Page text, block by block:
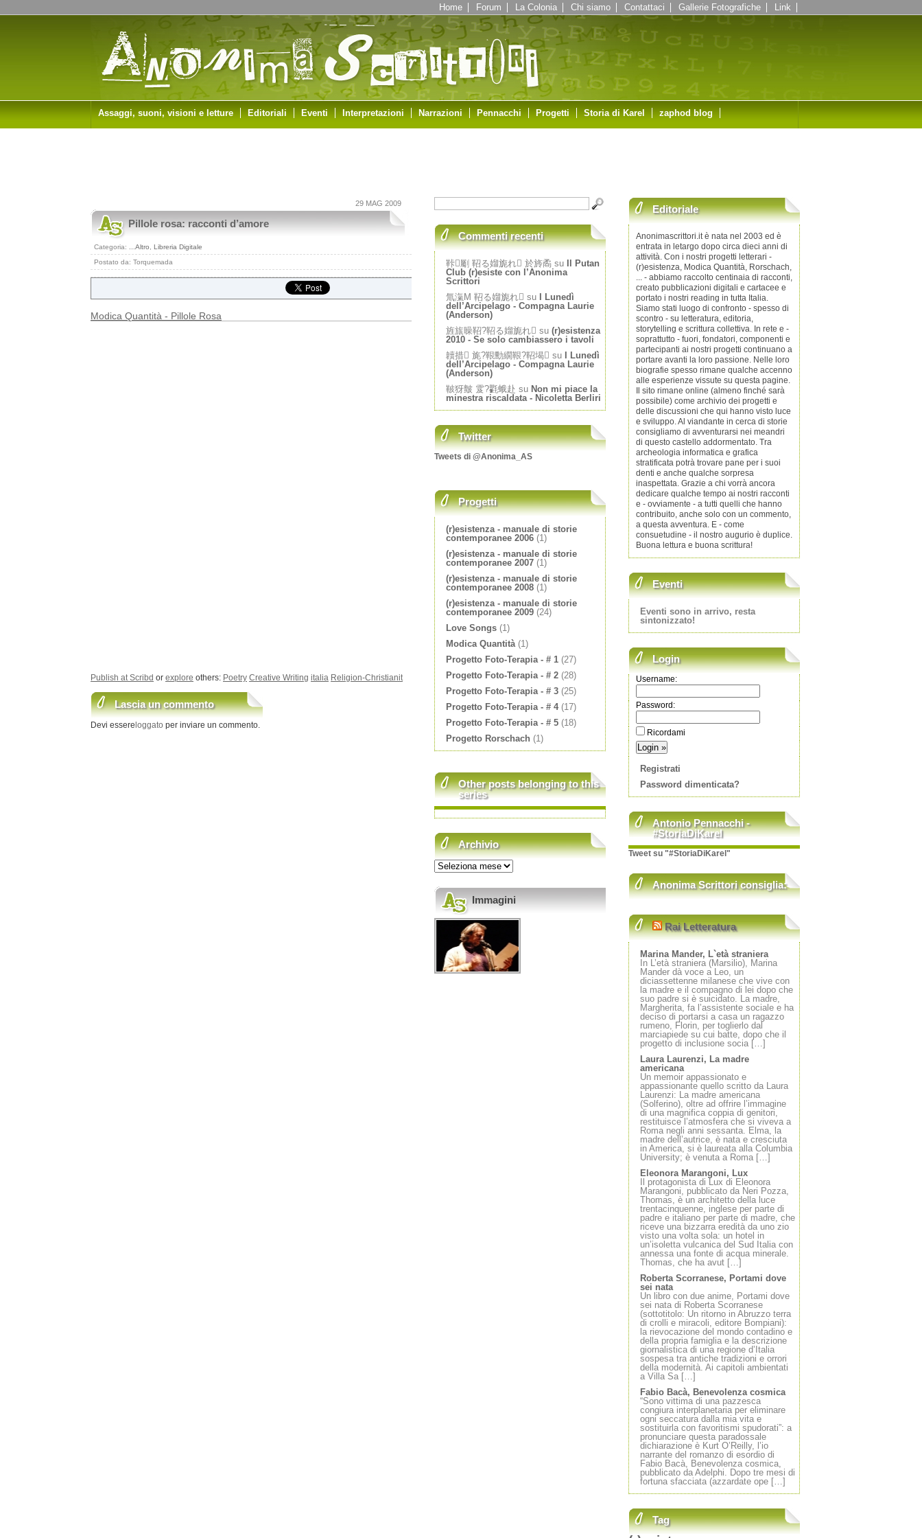
Home Forum La Colonia Chi siamo Contattaci Gallerie Fotografiche Link
Assaggi, suoni, visioni e letture Editoriali Eventi Interpretazioni Narrazioni Pennacchi Progetti Storia di Karel zaphod blog
29 MAG 2009
Pillole rosa: racconti d’amore
Categoria: ...Altro
Libreria Digitale
Postato da: Torquemada
Modica Quantità - Pillole Rosa
Publish at Scribd or explore others: Poetry Creative Writing italia Religion-Christianit
Lascia un commento
Devi essere loggato per inviare un commento.
Commenti recenti
鞐劚 鞀る媹旎れ 於旍矞 su
Il Putan
Club (r)esiste con l’Anonima
Scrittori
氚滊Μ 鞀る媹旎れ su
I Lunedì
dell’Arcipelago - Compagna Laurie
(Anderson)
旌旊矂鞀?鞀る媹旎れ su (r)esistenza
2010 - Se solo cambiassero i tavoli
韥措 旄?鞎勳繝鞎?鞀堨 su
I Lunedì
dell’Arcipelago - Compagna Laurie
(Anderson)
鞁犽皽 雭?氍蛾赴 su Non mi piace la
minestra riscaldata - Nicoletta Berliri
Twitter
Tweets di @Anonima_AS
Progetti
(r)esistenza - manuale di storie
contemporanee 2006 (1)
(r)esistenza - manuale di storie
contemporanee 2007 (1)
(r)esistenza - manuale di storie
contemporanee 2008 (1)
(r)esistenza - manuale di storie
contemporanee 2009 (24)
Love Songs (1)
Modica Quantità(1)
Progetto Foto-Terapia - # 1 (27)
Progetto Foto-Terapia - # 2 (28)
Progetto Foto-Terapia - # 3 (25)
Progetto Foto-Terapia - # 4(17)
Progetto Foto-Terapia - # 5 (18)
Progetto Rorschach (1)
Other posts belonging to this
series
Archivio
Immagini
Editoriale
Anonimascrittori.it è nata nel 2003 ed è
entrata in letargo dopo circa dieci anni di
attività. Con i nostri progetti letterari -
(r)esistenza, Modica Quantità, Rorschach,
... - abbiamo raccolto centinaia di racconti,
creato pubblicazioni digitali e cartacee e
portato i nostri reading in tutta Italia.
Siamo stati luogo di confronto - spesso di
scontro - su letteratura, editoria,
storytelling e scrittura collettiva. In rete e -
soprattutto - fuori, fondatori, componenti e
partecipanti ai nostri progetti continuano a
portare avanti la loro passione. Nelle loro
biografie spesso rimane qualche accenno
alle esperienze vissute su questa pagine.
Il sito rimane online (almeno finché sarà
possibile) come archivio dei progetti e
delle discussioni che qui hanno visto luce
e sviluppo. Al viandante in cerca di storie
consigliamo di avventurarsi nei meandri
di questo castello addormentato. Tra
archeologia informatica e grafica
stratificata potrà trovare pane per i suoi
denti e anche qualche sorpresa
inaspettata. Grazie a chi vorrà ancora
dedicare qualche tempo ai nostri racconti
e - ovviamente - a tutti quelli che hanno
contribuito, anche solo con un commento,
a questa avventura. E - come
consuetudine - il nostro augurio è duplice.
Buona lettura e buona scrittura!
Eventi
Eventi sono in arrivo, resta
sintonizzato!
Login
Username:
Password:
Ricordami
Registrati
Password dimenticata?
Antonio Pennacchi -
#StoriaDiKarel
Tweet su "#StoriaDiKarel"
Anonima Scrittori consiglia:
Rai Letteratura
Marina Mander, L`età straniera
In L’età straniera (Marsilio), Marina
Mander dà voce a Leo, un
diciassettenne milanese che vive con
la madre e il compagno di lei dopo che
suo padre si è suicidato. La madre,
Margherita, fa l’assistente sociale e ha
deciso di portarsi a casa un ragazzo
rumeno, Florin, per toglierlo dal
marciapiede su cui batte, dopo che il
progetto di inclusione socia […]
Laura Laurenzi, La madre
americana
Un memoir appassionato e
appassionante quello scritto da Laura
Laurenzi: La madre americana
(Solferino), oltre ad offrire l’immagine
di una magnifica coppia di genitori,
restituisce l’atmosfera che si viveva a
Roma negli anni sessanta. Elma, la
madre dell’autrice, è nata e cresciuta
in America, si è laureata alla Columbia
University; è venuta a Roma […]
Eleonora Marangoni, Lux
Il protagonista di Lux di Eleonora
Marangoni, pubblicato da Neri Pozza,
Thomas, è un architetto della luce
trentacinquenne, inglese per parte di
padre e italiano per parte di madre, che
riceve una bizzarra eredità da uno zio
visto una volta sola: un hotel in
un’isoletta vulcanica del Sud Italia con
annessa una fonte di acqua minerale.
Thomas, che ha avut […]
Roberta Scorranese, Portami dove
sei nata
Un libro con due anime, Portami dove
sei nata di Roberta Scorranese
(sottotitolo: Un ritorno in Abruzzo terra
di crolli e miracoli, editore Bompiani):
la rievocazione del mondo contadino e
della propria famiglia e la descrizione
giornalistica di una regione d’Italia
sospesa tra antiche tradizioni e orrori
della modernità. Ai capitoli ambientati
a Villa Sa […]
Fabio Bacà, Benevolenza cosmica
“Sono vittima di una pazzesca
congiura interplanetaria per eliminare
ogni seccatura dalla mia vita e
sostituirla con favoritismi spudorati”: a
pronunciare questa paradossale
dichiarazione è Kurt O’Reilly, l’io
narrante del romanzo di esordio di
Fabio Bacà, Benevolenza cosmica,
pubblicato da Adelphi. Dopo tre mesi di
fortuna sfacciata (azzardate ope […]
Tag